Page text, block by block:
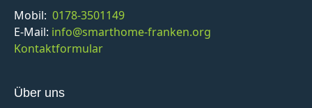
Mobil: 0178-3501149
E-Mail: info@smarthome-franken.org
Kontaktformular
Über uns